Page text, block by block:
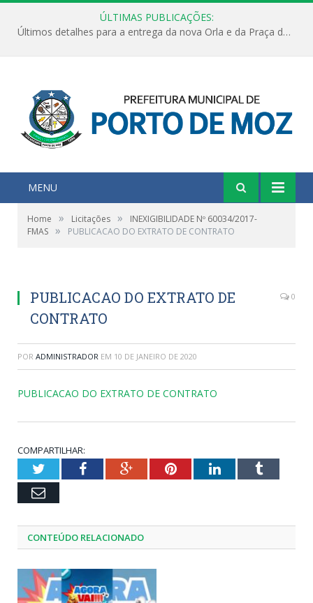
ÚLTIMAS PUBLICAÇÕES:
Últimos detalhes para a entrega da nova Orla e da Praça do Praião
MENU
Home » Licitações »
INEXIGIBILIDADE Nº 60034/2017-
FMAS » PUBLICACAO DO EXTRATO DE CONTRATO
PUBLICACAO DO EXTRATO DE
CONTRATO
0
POR ADMINISTRADOR EM 10 DE JANEIRO DE 2020
PUBLICACAO DO EXTRATO DE CONTRATO
COMPARTILHAR:
TwitterFacebookGoogle+PinterestLinkedInTumblr
Email
CONTEÚDO RELACIONADO